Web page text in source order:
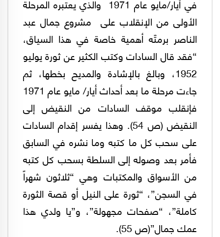
الأولى من الإنقلاب على مشروع جمال عبد
الناصر برمتّه أهمية خاصة في هذا السياق،
“فقد قال السادات وكتب الكثير عن ثورة يوليو
1952، وبالغ بالإشادة والمديح بخطها، ثم
جاءت مرحلة ما بعد أحداث أيار/ مايو عام 1971
فإنقلب موقف السادات من النقيض إلى
النقيض (ص 54). وهذا يفسر إقدام السادات
على سحب كل ما كتبه وما نشره في السابق
فأمر بعد وصوله إلى السلطة بسحب كل كتبه
من الأسواق والمكتبات وهي “ثلاثون شهراً
في السجن”، “ثورة على النيل أو قصة الثورة
كاملة”، “‏صفحات مجهولة”، و”يا ولدي هذا
عمك جمال”(ص 55).